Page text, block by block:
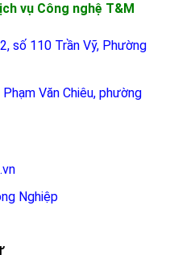
vụ Công nghệ T&M
số 110 Trần Vỹ, Phường
Văn Chiêu, phường
Nghiệp